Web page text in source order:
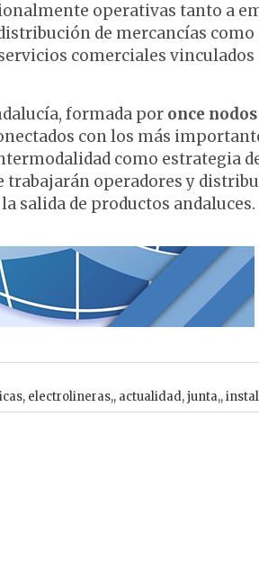
operativas tanto a
de mercancías como
comerciales
formada por once
con los más
como estrategia
operadores y
salida de productos andaluces.
, electrolineras,, actualidad,junta,,